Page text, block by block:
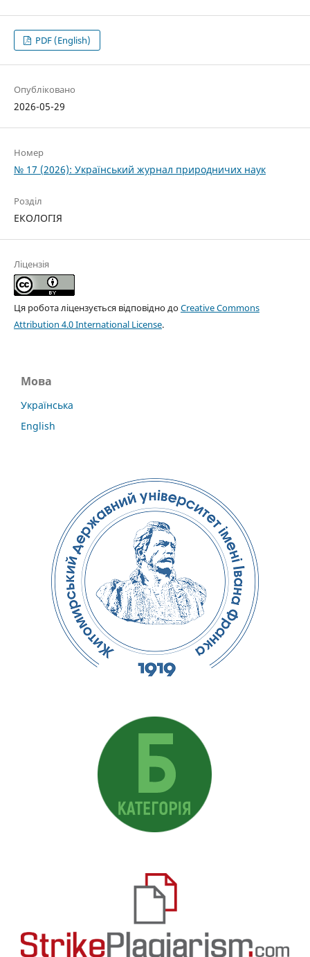
PDF (English)
Опубліковано
2026-05-29
Номер
№ 17 (2026): Український журнал природничих наук
Розділ
ЕКОЛОГІЯ
Ліцензія
Ця робота ліцензується відповідно доCreative Commons
Attribution 4.0 International License.
Мова
Українська
English